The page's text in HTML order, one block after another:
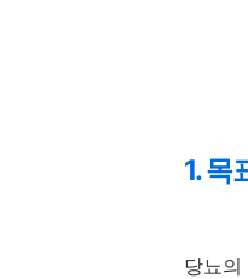
1. 목
당뇨